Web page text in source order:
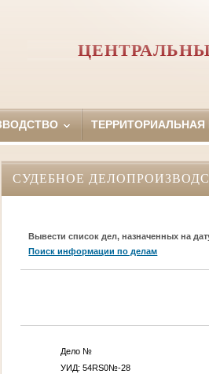
СУДЕБНОЕ
Вывести список дел, назначенных на
Поиск информации по делам
Дело №
УИД: 54RS0№-28